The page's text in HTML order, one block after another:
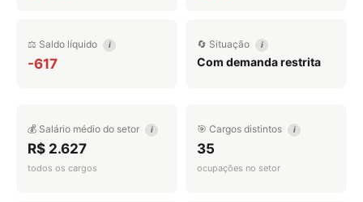
⚖️ Saldo líquido i
-617
🔄 Situação i
Com demanda restrita
💰 Salário médio do setor i
R$ 2.627
todos os cargos
🎯 Cargos distintos i
35
ocupações no setor